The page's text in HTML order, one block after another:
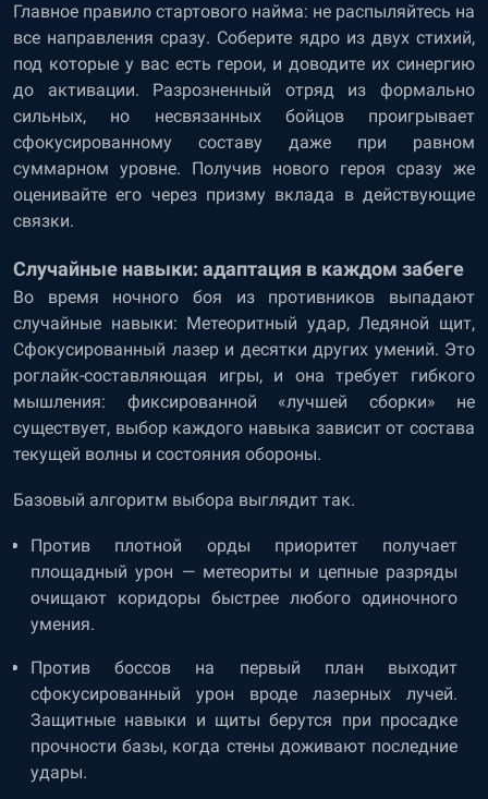
Главное правило стартового найма: не распыляйтесь на
все направления сразу. Соберите ядро из двух стихий,
под которые у вас есть герои, и доводите их синергию
до активации. Разрозненный отряд из формально
сильных, но несвязанных бойцов проигрывает
сфокусированному составу даже при равном
суммарном уровне. Получив нового героя сразу же
оценивайте его через призму вклада в действующие
связки.
Случайные навыки: адаптация в каждом забеге
Во время ночного боя из противников выпадают
случайные навыки: Метеоритный удар, Ледяной щит,
Сфокусированный лазер и десятки других умений. Это
роглайк-составляющая игры, и она требует гибкого
мышления: фиксированной «лучшей сборки» не
существует, выбор каждого навыка зависит от состава
текущей волны и состояния обороны.
Базовый алгоритм выбора выглядит так.
Против плотной орды приоритет получает
площадный урон — метеориты и цепные разряды
очищают коридоры быстрее любого одиночного
умения.
Против боссов на первый план выходит
сфокусированный урон вроде лазерных лучей.
Защитные навыки и щиты берутся при просадке
прочности базы, когда стены доживают последние
удары.